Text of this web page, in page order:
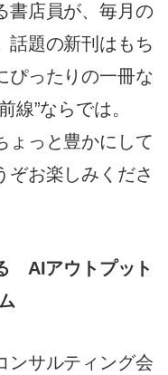
書店員が、毎月の
話題の新刊はもち
ぴったりの一冊な
線”ならでは。
ょっと豊かにして
ぞお楽しみくださ
AIアウトプット
ンサルティング会